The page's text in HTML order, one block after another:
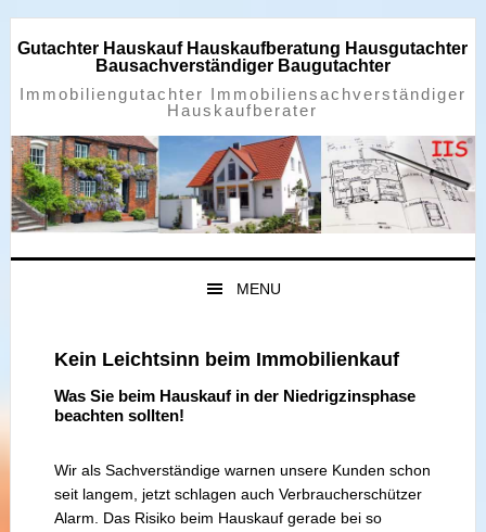
springen
springen
springen
springen
Gutachter Hauskauf Hauskaufberatung Hausgutachter
Bausachverständiger Baugutachter
Immobiliengutachter Immobiliensachverständiger
Hauskaufberater
MENU
Kein Leichtsinn beim Immobilienkauf
Was Sie beim Hauskauf in der Niedrigzinsphase
beachten sollten!
Wir als Sachverständige warnen unsere Kunden schon
seit langem, jetzt schlagen auch Verbraucherschützer
Alarm. Das Risiko beim Hauskauf gerade bei so